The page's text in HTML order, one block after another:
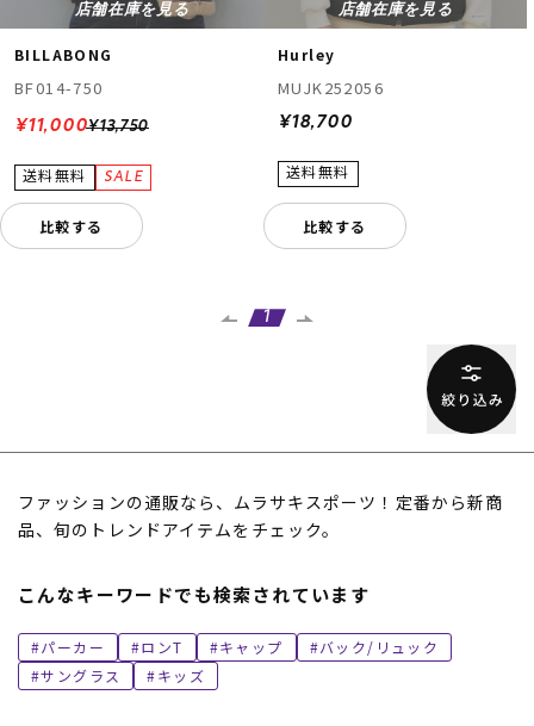
店舗在庫を見る
BILLABONG
BF014-750
¥13,750
¥11,000
比較する
店舗在庫を見る
Hurley
MUJK252056
¥18,700
比較する
1
ファッションの通販なら、ムラサキスポーツ！定番から新商
品、旬のトレンドアイテムをチェック。
こんなキーワードでも検索されています
パーカー ロンT キャップ
バック/リュック
サングラス
キッズ